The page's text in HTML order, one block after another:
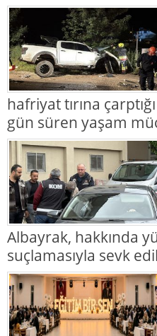
hafriyat tırına
gün süren yaşam
Albayrak, hakkında
suçlamasıyla sevk